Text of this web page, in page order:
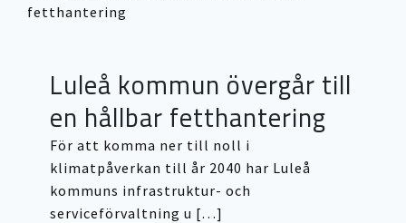
Luleå kommun övergår till
en hållbar fetthantering
För att komma ner till noll i
klimatpåverkan till år 2040 har Luleå
kommuns infrastruktur- och
serviceförvaltning u […]